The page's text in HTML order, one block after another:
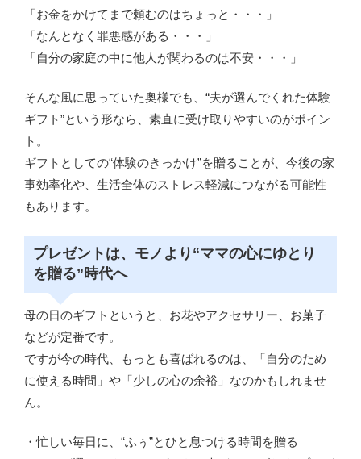
「お金をかけてまで頼むのはちょっと・・・」
「なんとなく罪悪感がある・・・」
「自分の家庭の中に他人が関わるのは不安・・・」
そんな風に思っていた奥様でも、“夫が選んでくれた体験
ギフト”という形なら、素直に受け取りやすいのがポイン
ト。
ギフトとしての“体験のきっかけ”を贈ることが、今後の家
事効率化や、生活全体のストレス軽減につながる可能性
もあります。
プレゼントは、モノより“ママの心にゆとり
を贈る”時代へ
母の日のギフトというと、お花やアクセサリー、お菓子
などが定番です。
ですが今の時代、もっとも喜ばれるのは、「自分のため
に使える時間」や「少しの心の余裕」なのかもしれませ
ん。
・忙しい毎日に、“ふぅ”とひと息つける時間を贈る